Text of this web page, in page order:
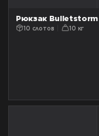
Рюкзак Bulletstorm
10 слотов 10 кг